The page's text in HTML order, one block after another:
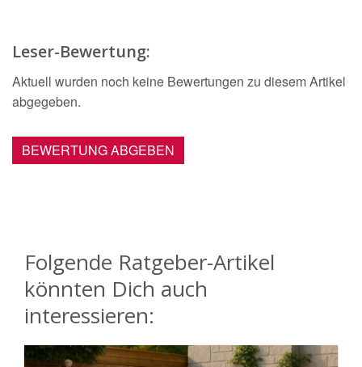
Leser-Bewertung:
Aktuell wurden noch keine Bewertungen zu diesem Artikel
abgegeben.
BEWERTUNG ABGEBEN
Folgende Ratgeber-Artikel
könnten Dich auch
interessieren: